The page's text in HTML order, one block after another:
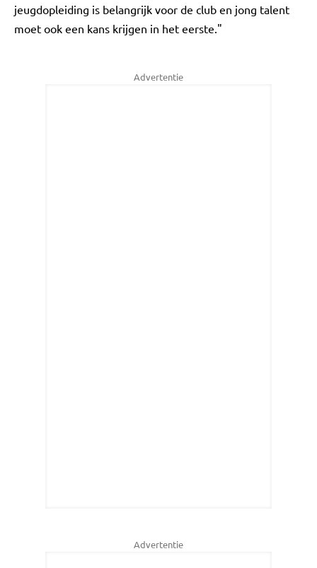
jeugdopleiding is belangrijk voor de club en jong talent
moet ook een kans krijgen in het eerste."
Advertentie
Advertentie